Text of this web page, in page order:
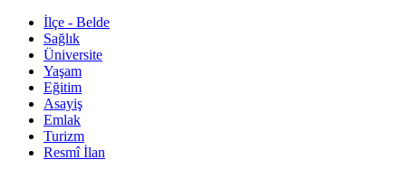
İlçe - Belde
Sağlık
Üniversite
Yaşam
Eğitim
Asayiş
Emlak
Turizm
Resmî İlan